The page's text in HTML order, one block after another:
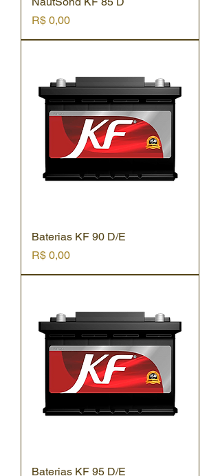
Preço
R$ 0,00
Baterias KF 90 D/E
Preço
R$ 0,00
Baterias KF 95 D/E